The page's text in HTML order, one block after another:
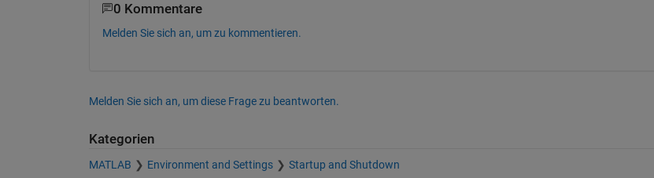
0 Kommentare
Melden Sie sich an, um zu kommentieren.
Melden Sie sich an, um diese Frage zu beantworten.
Kategorien
MATLAB Environment and Settings Startup and Shutdown